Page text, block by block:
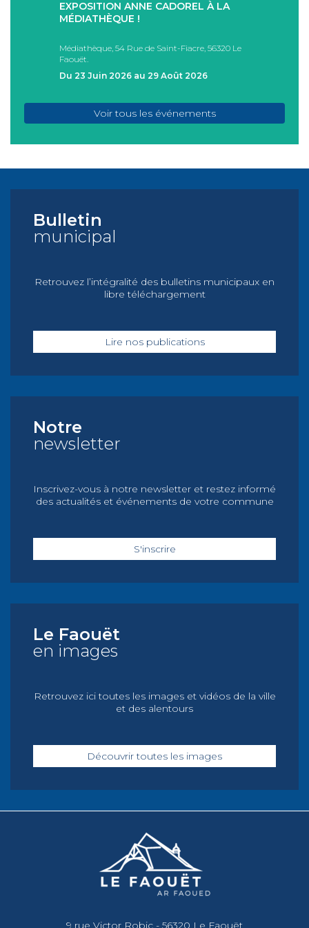
EXPOSITION ANNE CADOREL À LA
MÉDIATHÈQUE !
Médiathèque, 54 Rue de Saint-Fiacre, 56320 Le
Faouët.
Du 23 Juin 2026 au 29 Août 2026
Voir tous les événements
Bulletin
municipal
Retrouvez l’intégralité des bulletins municipaux en
libre téléchargement
Lire nos publications
Notre
newsletter
Inscrivez-vous à notre newsletter et restez informé
des actualités et événements de votre commune
S'inscrire
Le Faouët
en images
Retrouvez ici toutes les images et vidéos de la ville
et des alentours
Découvrir toutes les images
9 rue Victor Robic - 56320 Le Faouët